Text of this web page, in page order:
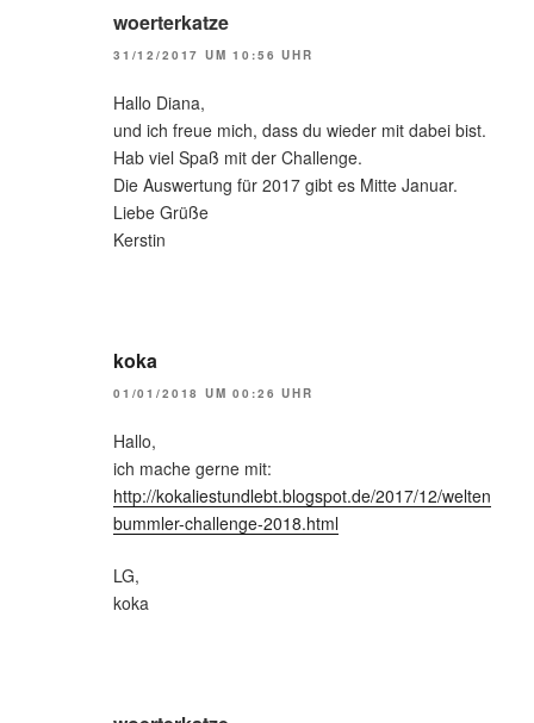
woerterkatze
31/12/2017 UM 10:56 UHR
Hallo Diana,
und ich freue mich, dass du wieder mit dabei bist.
Hab viel Spaß mit der Challenge.
Die Auswertung für 2017 gibt es Mitte Januar.
Liebe Grüße
Kerstin
koka
01/01/2018 UM 00:26 UHR
Hallo,
ich mache gerne mit:
http://kokaliestundlebt.blogspot.de/2017/12/welten
bummler-challenge-2018.html
LG,
koka